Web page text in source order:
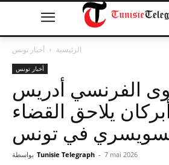
الرئيسية أخبار تونس
أخبار تونس
الفرنسي أدريس
أبركان يلاحق القضاء
في تونس
بواسطة Tunisie Telegraph - 7 mai 2026